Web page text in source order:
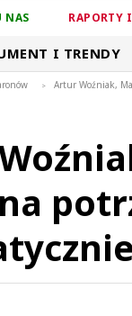
NAS RAPORTY
I TRENDY
> Artur Woźniak,